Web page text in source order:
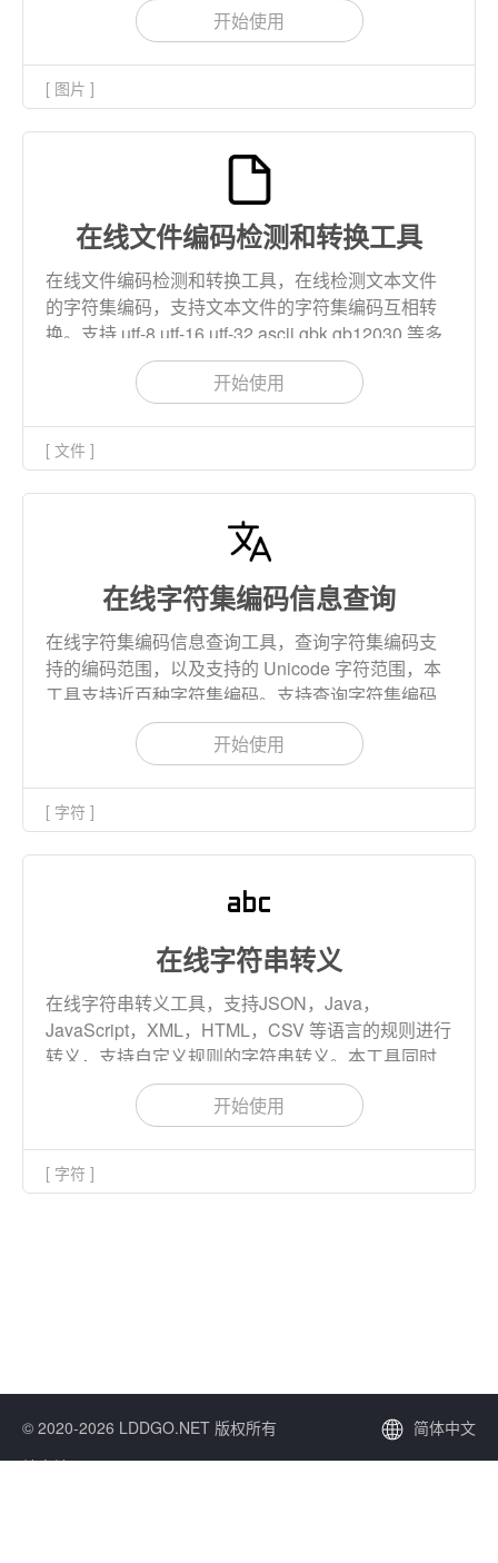
开始使用
[ 图片 ]
在线文件编码检测和转换工具
在线文件编码检测和转换工具，在线检测文本文件
的字符集编码，支持文本文件的字符集编码互相转
换。支持 utf-8,utf-16,utf-32,ascii,gbk,gb12030 等多
种字符集编码。
开始使用
[ 文件 ]
在线字符集编码信息查询
在线字符集编码信息查询工具，查询字符集编码支
持的编码范围，以及支持的 Unicode 字符范围，本
工具支持近百种字符集编码。支持查询字符集编码
范围内的字符或者Unicode编码范围内的字符。
开始使用
[ 字符 ]
在线字符串转义
在线字符串转义工具，支持JSON，Java，
JavaScript，XML，HTML，CSV 等语言的规则进行
转义，支持自定义规则的字符串转义。本工具同时
支持对字符串进行反转义。
开始使用
[ 字符 ]
© 2020-2026 LDDGO.NET 版权所有
站点地图
简体中文